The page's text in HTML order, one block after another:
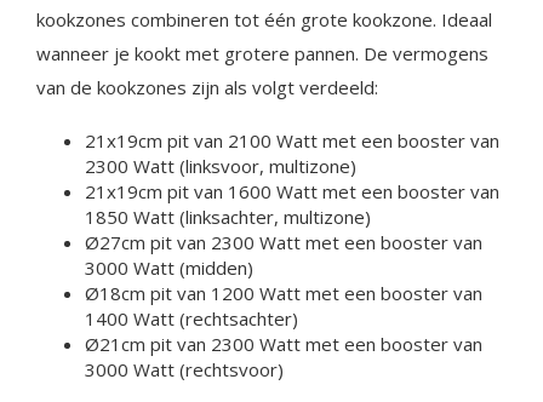
kookzones combineren tot één grote kookzone. Ideaal
wanneer je kookt met grotere pannen. De vermogens
van de kookzones zijn als volgt verdeeld:
21x19cm pit van 2100 Watt met een booster van
2300 Watt (linksvoor, multizone)
21x19cm pit van 1600 Watt met een booster van
1850 Watt (linksachter, multizone)
Ø27cm pit van 2300 Watt met een booster van
3000 Watt (midden)
Ø18cm pit van 1200 Watt met een booster van
1400 Watt (rechtsachter)
Ø21cm pit van 2300 Watt met een booster van
3000 Watt (rechtsvoor)